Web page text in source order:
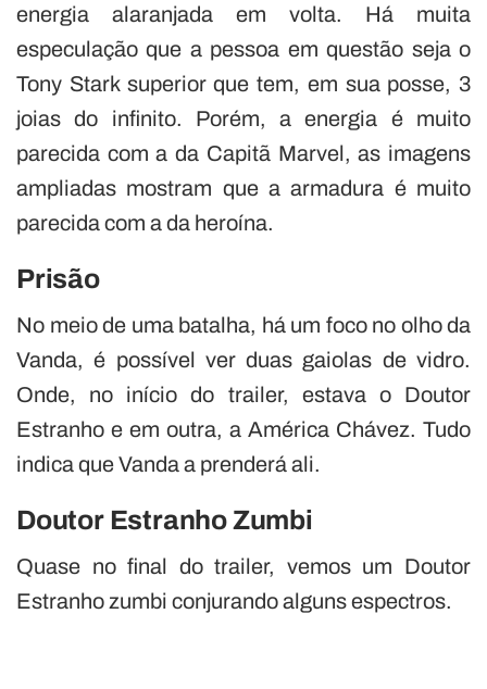
energia alaranjada em volta. Há muita
especulação que a pessoa em questão seja o
Tony Stark superior que tem, em sua posse, 3
joias do infinito. Porém, a energia é muito
parecida com a da Capitã Marvel, as imagens
ampliadas mostram que a armadura é muito
parecida com a da heroína.
Prisão
No meio de uma batalha, há um foco no olho da
Vanda, é possível ver duas gaiolas de vidro.
Onde, no início do trailer, estava o Doutor
Estranho e em outra, a América Chávez. Tudo
indica que Vanda a prenderá ali.
Doutor Estranho Zumbi
Quase no final do trailer, vemos um Doutor
Estranho zumbi conjurando alguns espectros.